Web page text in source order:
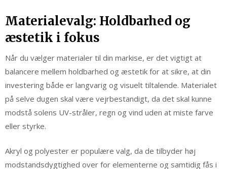
Materialevalg: Holdbarhed og
æstetik i fokus
Når du vælger materialer til din markise, er det vigtigt at
balancere mellem holdbarhed og æstetik for at sikre, at din
investering både er langvarig og visuelt tiltalende. Materialet
på selve dugen skal være vejrbestandigt, da det skal kunne
modstå solens UV-stråler, regn og vind uden at miste farve
eller styrke.
Akryl og polyester er populære valg, da de tilbyder høj
modstandsdygtighed over for elementerne og samtidig fås i